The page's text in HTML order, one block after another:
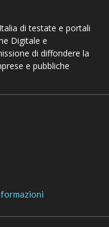
di testate e portali
Digitale e
di diffondere la
e pubbliche